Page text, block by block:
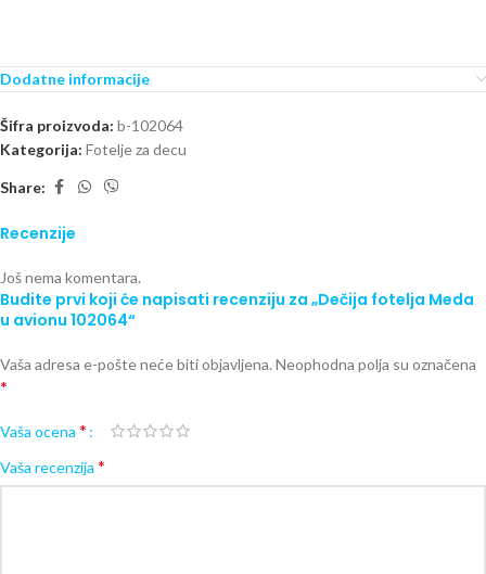
Dodatne informacije
Šifra proizvoda: b-102064
Kategorija: Fotelje za decu
Share:
Recenzije
Još nema komentara.
Budite prvi koji će napisati recenziju za „Dečija fotelja Meda
u avionu 102064“
Vaša adresa e-pošte neće biti objavljena. Neophodna polja su označena
*
Vaša ocena *
Vaša recenzija *